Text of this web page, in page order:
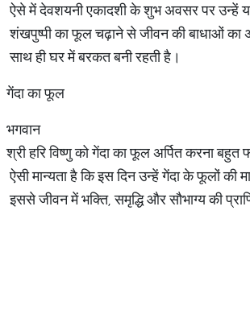
ऐसे में देवशयनी एकादशी के शुभ अवसर पर उन्हें
शंखपुष्पी का फूल चढ़ाने से जीवन की बाधाओं का
साथ ही घर में बरकत बनी रहती है।
गेंदा का फूल
भगवान
श्री हरि विष्णु को गेंदा का फूल अर्पित करना बहुत
ऐसी मान्यता है कि इस दिन उन्हें गेंदा के फूलों की
इससे जीवन में भक्ति, समृद्धि और सौभाग्य की